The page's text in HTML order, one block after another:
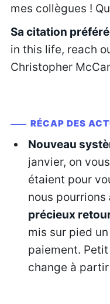
mes collègues !
Sa citation
in this life, reach
Christopher
RÉCAP DES
Nouveau
janvier, on
étaient pour
nous pourrions
précieux
mis sur pied
paiement.
change à